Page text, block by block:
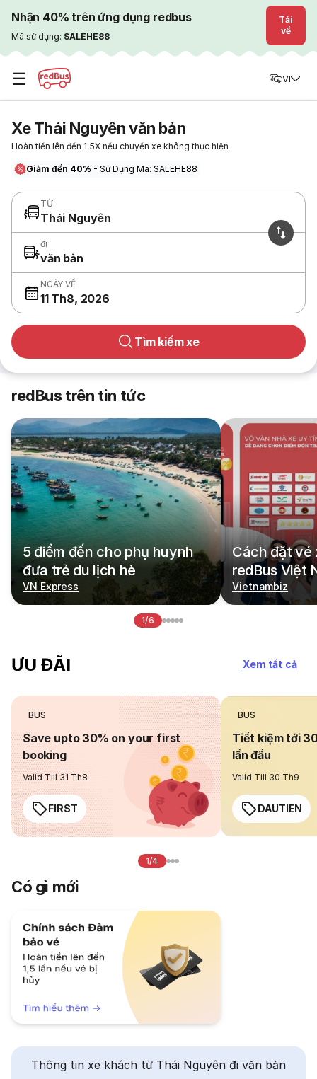
Nhận 40% trên ứng dụng redbus
Mã sử dụng: SALEHE88
Tải
về
☰ VI
Xe Thái Nguyên văn bản
Hoàn tiền lên đến 1.5X nếu chuyến xe không thực hiện
Giảm đến 40% - Sử Dụng Mã: SALEHE88
TỪ
Thái Nguyên
đi
văn bản
NGÀY VỀ
11 Th8, 2026
Tìm kiếm xe
redBus trên tin tức
5 điểm đến cho phụ huynh
đưa trẻ du lịch hè
VN Express
Cách đặt vé
redBus Việt
Vietnambiz
1/6
ƯU ĐÃI Xem tất cả
BUS
Save upto 30% on your first
booking
Valid Till 31 Th8
FIRST
BUS
Tiết kiệm tới
lần đầu
Valid Till 30 Th9
DAUTIEN
1/4
Có gì mới
Thông tin xe khách từ Thái Nguyên đi văn bản